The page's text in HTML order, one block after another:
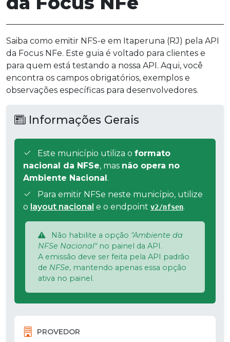
Saiba como emitir NFS-e em Itaperuna (RJ) pela API
da Focus NFe. Este guia é voltado para clientes e
para quem está testando a nossa API. Aqui, você
encontra os campos obrigatórios, exemplos e
observações específicas para desenvolvedores.
Informações Gerais
Este município utiliza o formato
nacional da NFSe, mas não opera no
Ambiente Nacional .
Para emitir NFSe neste município, utilize
o layout nacional e o endpoint v2/nfsen.
Não habilite a opção "Ambiente da
NFSe Nacional"no painel da API.
A emissão deve ser feita pela API padrão
de NFSe, mantendo apenas essa opção
ativa no painel.
PROVEDOR